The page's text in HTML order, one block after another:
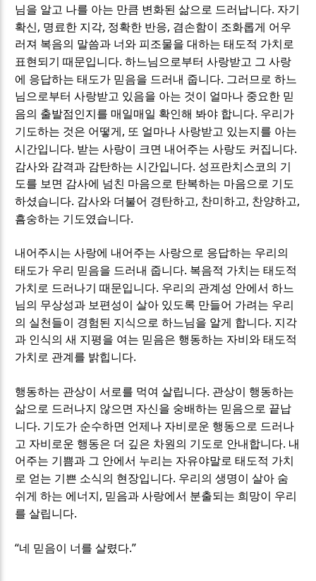
님을 알고 나를 아는 만큼 변화된 삶으로 드러납니다. 자기
확신, 명료한 지각, 정확한 반응, 겸손함이 조화롭게 어우
러져 복음의 말씀과 너와 피조물을 대하는 태도적 가치로
표현되기 때문입니다.하느님으로부터 사랑받고 그 사랑
에 응답하는 태도가 믿음을 드러내 줍니다. 그러므로 하느
님으로부터 사랑받고 있음을 아는 것이 얼마나 중요한 믿
음의 출발점인지를 매일매일 확인해 봐야 합니다. 우리가
기도하는 것은 어떻게 , 또 얼마나 사랑받고 있는지를 아는
시간입니다. 받는 사랑이 크면 내어주는 사랑도 커집니다.
감사와 감격과 감탄하는 시간입니다. 성프란치스코의 기
도를 보면 감사에 넘친 마음으로 탄복하는 마음으로 기도
하셨습니다. 감사와 더불어 경탄하고, 찬미하고, 찬양하고,
흠숭하는 기도였습니다.
내어주시는 사랑에 내어주는 사랑으로 응답하는 우리의
태도가 우리 믿음을 드러내 줍니다. 복음적 가치는 태도적
가치로 드러나기 때문입니다. 우리의 관계성 안에서 하느
님의 무상성과 보편성이 살아 있도록 만들어 가려는 우리
의 실천들이 경험된 지식으로 하느님을 알게 합니다. 지각
과 인식의 새 지평을 여는 믿음은 행동하는 자비와 태도적
가치로 관계를 밝힙니다.
행동하는 관상이 서로를 먹여 살립니다. 관상이 행동하는
삶으로 드러나지 않으면 자신을 숭배하는 믿음으로 끝납
니다. 기도가 순수하면 언제나 자비로운 행동으로 드러나
고 자비로운 행동은 더 깊은 차원의 기도로 안내합니다. 내
어주는 기쁨과 그 안에서 누리는 자유야말로 태도적 가치
로 얻는 기쁜 소식의 현장입니다. 우리의 생명이 살아 숨
쉬게 하는 에너지 , 믿음과 사랑에서 분출되는 희망이 우리
를 살립니다.
“네 믿음이 너를 살렸다.”